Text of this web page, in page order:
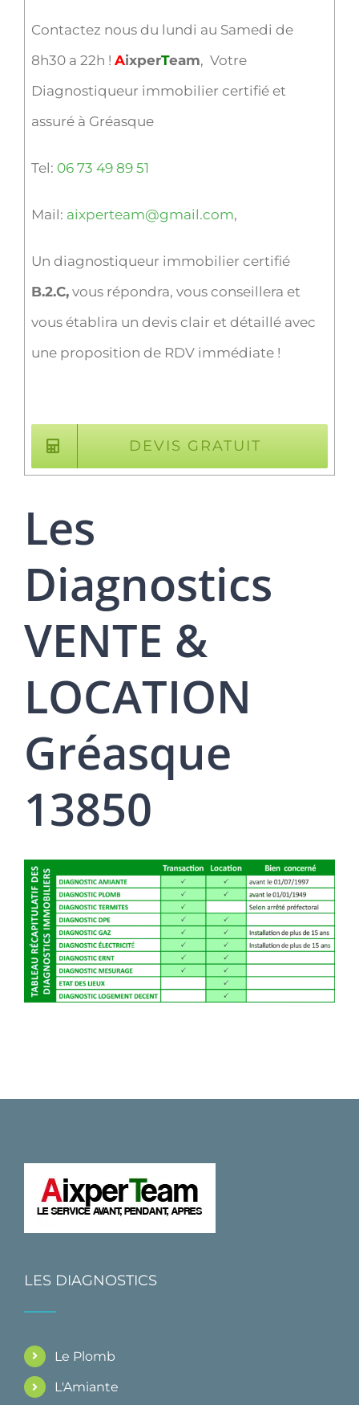
Contactez nous du lundi au Samedi de
8h30 a 22h ! AixperTeam, Votre
Diagnostiqueur immobilier certifié et
assuré à Gréasque
Tel: 06 73 49 89 51
Mail: aixperteam@gmail.com,
Un diagnostiqueur immobilier certifié
B.2.C,vous répondra, vous conseillera et
vous établira un devis clair et détaillé avec
une proposition de RDV immédiate !
DEVIS GRATUIT
Les
Diagnostics
VENTE &
LOCATION
Gréasque
13850
LES DIAGNOSTICS
Le Plomb
L'Amiante